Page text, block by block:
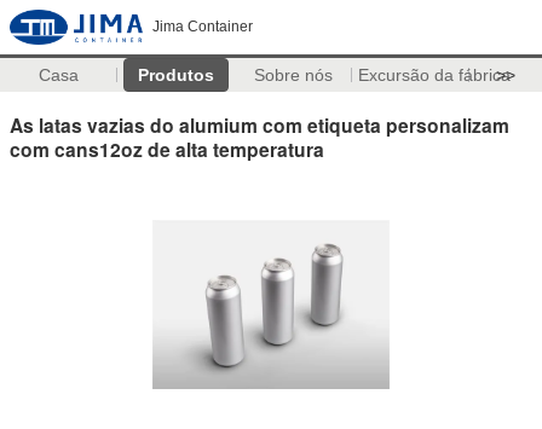
Jima Container
Casa Produtos Sobre nós Excursão da fábrica
>>
As latas vazias do alumium com etiqueta personalizam
com cans12oz de alta temperatura